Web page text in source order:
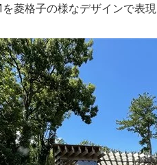
菱格子の様なデザインで表現